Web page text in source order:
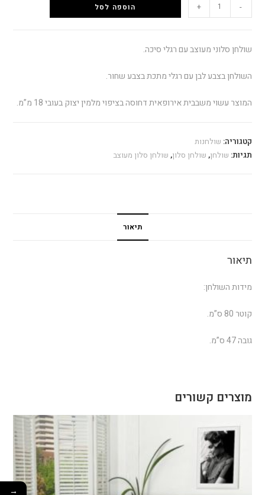
-
+ הוספה לסל
שולחן סלוני מעוצב עם רגלי סיכה.
השולחן בצבע לבן עם רגלי מתכת בצבע שחור.
המוצר עשוי משבבית אירופאית דחוסה בציפוי מלמין יצוק בעובי 18 מ”מ.
קטגוריה: שולחנות
תגיות: שולחן, שולחן סלון, שולחן סלון מעוצב
תיאור
תיאור
מידות השולחן:
קוטר 80 ס”מ.
גובה 47 ס”מ.
מוצרים קשורים
→